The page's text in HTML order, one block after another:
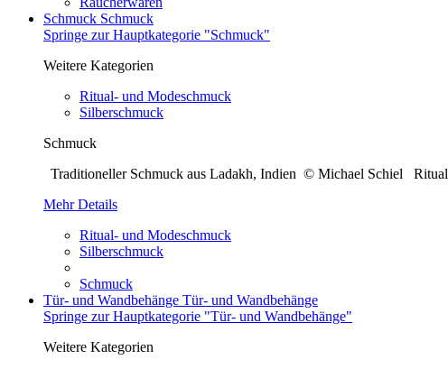
Schmuck Schmuck
Springe zur Hauptkategorie "Schmuck"
Weitere Kategorien
Ritual- und Modeschmuck
Silberschmuck
Schmuck
Traditioneller Schmuck aus Ladakh, Indien © Michael Schiel
Mehr Details
Ritual- und Modeschmuck
Silberschmuck
Schmuck
Tür- und Wandbehänge Tür- und Wandbehänge
Springe zur Hauptkategorie "Tür- und Wandbehänge"
Weitere Kategorien